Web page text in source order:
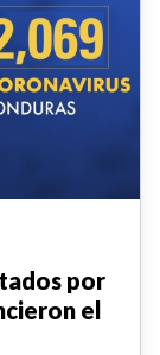
por
el